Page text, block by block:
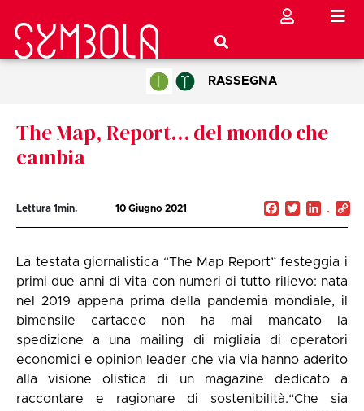
RASSEGNA
The Map, Report… del mondo che
cambia
Lettura 1min. 10 Giugno 2021 Facebook
Twitter
La testata giornalistica “The Map Report” festeggia i
primi due anni di vita con numeri di tutto rilievo: nata
nel 2019 appena prima della pandemia mondiale, il
bimensile cartaceo non ha mai mancato la
spedizione a una mailing di migliaia di operatori
economici e opinion leader che via via hanno aderito
alla visione olistica di un magazine dedicato a
raccontare e ragionare di sostenibilità.“Che sia